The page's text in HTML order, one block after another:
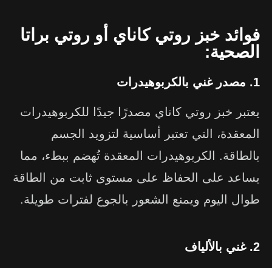
فوائد خبز روتي كاناي أو روتي براتا
الصحية:
1. مصدر غني بالكربوهيدرات
يعتبر خبز روتي كاناي مصدرًا جيدًا للكربوهيدرات
المعقدة، التي تعتبر أساسية لتزويد الجسم
بالطاقة. الكربوهيدرات المعقدة تُهضم ببطء، مما
يساعد على الحفاظ على مستوى ثابت من الطاقة
طوال اليوم ويمنع الشعور بالجوع لفترات طويلة.
2. غني بالألياف